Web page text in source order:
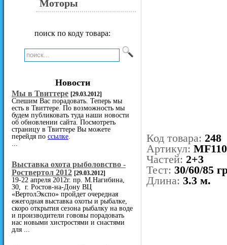
Моторы
поиск по коду товара:
Новости
Мы в Твиттере [29.03.2012]
Спешим Вас порадовать. Теперь мы
есть в Твиттере. По возможность мы
будем публиковать туда наши новости
об обновлении сайта. Посмотреть
страницу в Твиттере Вы можете
перейдя по ссылке
Выставка охота рыболовство -
Роствертол 2012 [29.03.2012]
19-22 апреля 2012г. пр. М.Нагибина,
30, г. Ростов-на-Дону ВЦ
«ВертолЭкспо» пройдет очередная
ежегодная выставка охоты и рыбалке,
скоро открытия сезона рыбалку на воде
и производители гововы порадовать
нас новыми хистростями и снастями
для ...
Код товара: 248
Артикул:
Частей: 2+3
Тест: 30/60/85
Длина: 3.3 м.